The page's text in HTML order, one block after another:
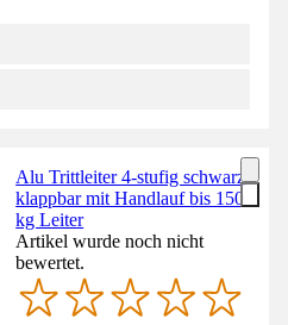
Alu Trittleiter 4-stufig schwarz
klappbar mit Handlauf bis 150
kg Leiter
Artikel wurde noch nicht
bewertet.